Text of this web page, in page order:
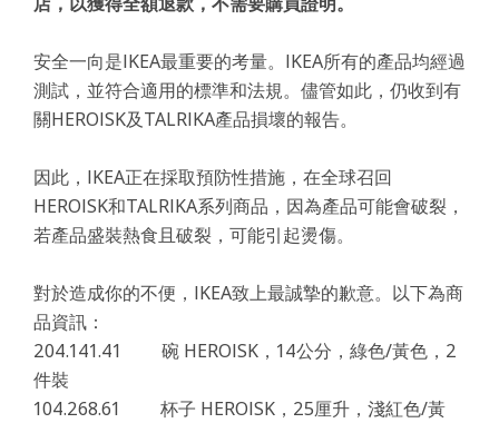
安全一向是IKEA最重要的考量。IKEA所有的產品均經過
測試，並符合適用的標準和法規。儘管如此，仍收到有
關HEROISK及TALRIKA產品損壞的報告。
因此，IKEA正在採取預防性措施，在全球召回
HEROISK和TALRIKA系列商品，因為產品可能會破裂，
若產品盛裝熱食且破裂，可能引起燙傷。
對於造成你的不便，IKEA致上最誠摯的歉意。以下為商
品資訊：
204.141.41 碗 HEROISK，14公分，綠色/黃色，2
件裝
104.268.61 杯子 HEROISK，25厘升，淺紅色/黃